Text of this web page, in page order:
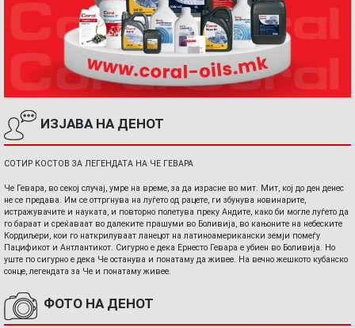
ИЗЈАВА НА ДЕНОТ
СОТИР КОСТОВ ЗА ЛЕГЕНДАТА НА ЧЕ ГЕВАРА
Че Гевара, во секој случај, умре на време, за да израсне во мит. Мит, кој до ден денес
не се предава. Им се оттргнува на луѓето од рацете, ги збунува новинарите,
истражувачите и науката, и повторно полетува преку Андите, како би могле луѓето да
го бараат и среќаваат во далеките прашуми во Боливија, во кањоните на небеските
Кордиљери, кои го наткрилуваат ланецот на латиноамерикански земји помеѓу
Пацификот и Антлантикот. Сигурно е дека Ернесто Гевара е убиен во Боливија. Но
уште по сигурно е дека Че останува и понатаму да живее. На вечно жешкото кубанско
сонце, легендата за Че и понатаму живее.
ФОТО НА ДЕНОТ